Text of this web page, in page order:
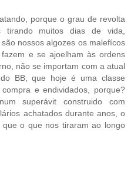
porque o grau de revolta
tirando muitos dias de vida,
nossos algozes os malefícos
e se ajoelham às ordens
não se importam com a atual
BB, que hoje é uma classe
e endividados, porque?
superávit construido com
achatados durante anos, o
o que nos tiraram ao longo